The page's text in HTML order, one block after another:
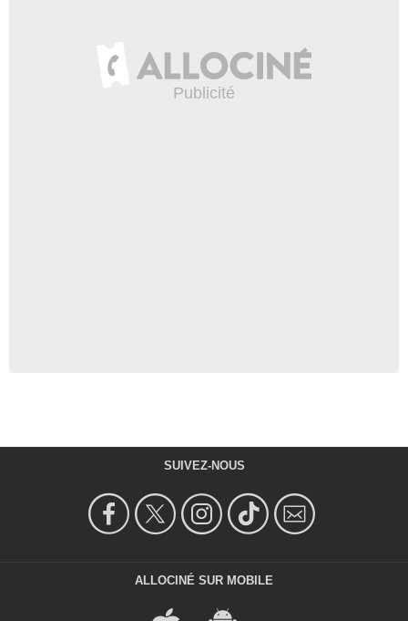
SUIVEZ-NOUS
ALLOCINÉ SUR MOBILE